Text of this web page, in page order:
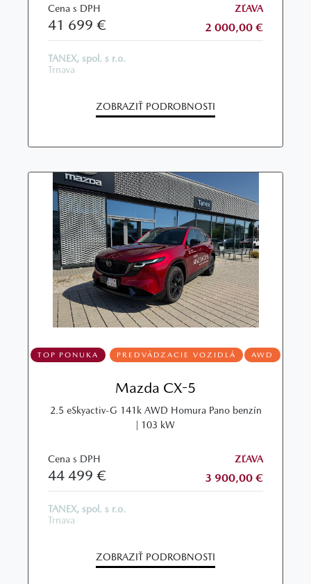
Cena s DPH
41 699 €
ZĽAVA
2 000,00 €
TANEX, spol. s r.o.
Trnava
ZOBRAZIŤ PODROBNOSTI
TOP PONUKA PREDVÁDZACIE VOZIDLÁ AWD
Mazda CX-5
2.5 eSkyactiv-G 141k AWD Homura Pano benzín
| 103 kW
Cena s DPH
44 499 €
ZĽAVA
3 900,00 €
TANEX, spol. s r.o.
Trnava
ZOBRAZIŤ PODROBNOSTI